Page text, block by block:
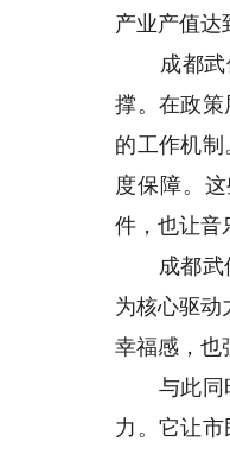
产业产值达
成都武侯
撑。在政
的工作机
度保障。
件，也让音
成都武侯
为核心驱动
幸福感，也
与此同时
力。它让